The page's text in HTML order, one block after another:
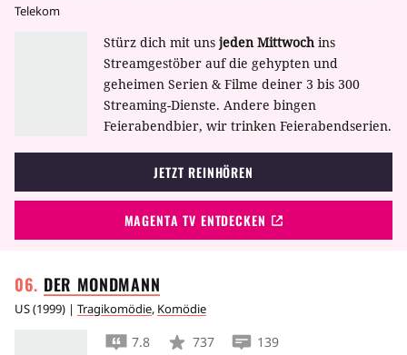
Telekom
Stürz dich mit uns jeden Mittwoch ins
Streamgestöber auf die gehypten und
geheimen Serien & Filme deiner 3 bis 300
Streaming-Dienste. Andere bingen
Feierabendbier, wir trinken Feierabendserien.
JETZT REINHÖREN
MAGENTA TV ENTDECKEN
DER MONDMANN
US(1999) | Tragikomödie, Komödie
7.8 737 139